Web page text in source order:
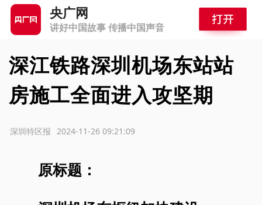
央广网
讲好中国故事 传播中国声音
深江铁路深圳机场东站站
房施工全面进入攻坚期
2024-11-26 09:21:09
深圳特区报
原标题：